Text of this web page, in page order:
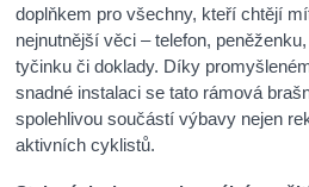
doplňkem pro všechny, kteří chtějí
nejnutnější věci – telefon,
tyčinku či doklady. Díky
snadné instalaci se tato rámová
spolehlivou součástí výbavy nejen
aktivních cyklistů.